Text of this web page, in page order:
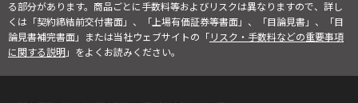
る部分があります。商品ごとに手数料等およびリスクは異なりますので、詳し
くは「契約締結前交付書面」、「上場有価証券等書面」、「目論見書」、「目
論見書補完書面」または当社ウェブサイトの「リスク・手数料などの重要事項
に関する説明」をよくお読みください。